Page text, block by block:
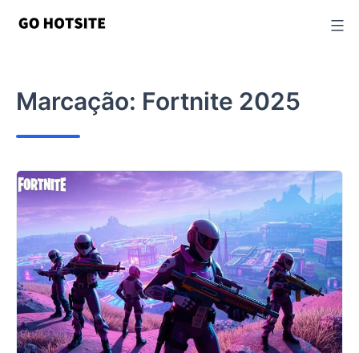
Marcação: Fortnite 2025